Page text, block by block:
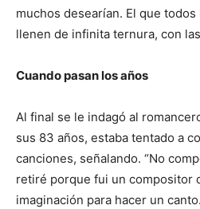
muchos desearían. El que
llenen de infinita ternura, con
Cuando pasan los años
Al final se le indagó al
sus 83 años, estaba tentado a
canciones, señalando. “No
retiré porque fui un compositor
imaginación para hacer un